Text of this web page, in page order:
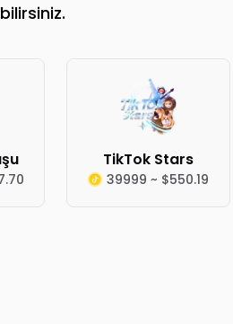
TikTok Stars
39999 ~ $550.19